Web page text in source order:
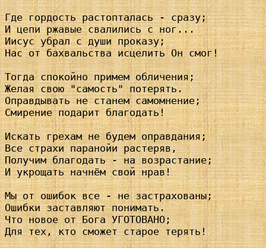
Где гордость растопталась - сразу;
И цепи ржавые свалились с ног...
Иисус убрал с души проказу;
Нас от бахвальства исцелить Он смог!
Тогда спокойно примем обличения;
Желая свою "самость" потерять.
Оправдывать не станем самомнение;
Смирение подарит благодать!
Искать грехам не будем оправдания;
Все страхи паранойи растеряв,
Получим благодать - на возрастание;
И укрощать начнём свой нрав!
Мы от ошибок все - не застрахованы;
Ошибки заставляют понимать.
Что новое от Бога УГОТОВАНО;
Для тех, кто сможет старое терять!